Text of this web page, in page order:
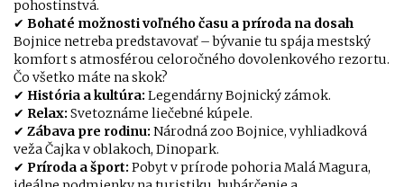
pohostinstvá.
✔ Bohaté možnosti voľného času a príroda na dosah
Bojnice netreba predstavovať – bývanie tu spája mestský
komfort s atmosférou celoročného dovolenkového rezortu.
Čo všetko máte na skok?
✔ História a kultúra: Legendárny Bojnický zámok.
✔ Relax: Svetoznáme liečebné kúpele.
✔ Zábava pre rodinu: Národná zoo Bojnice, vyhliadková
veža Čajka v oblakoch, Dinopark.
✔ Príroda a šport: Pobyt v prírode pohoria Malá Magura,